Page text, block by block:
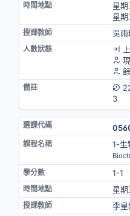
星
星
吳雨
3
1-生
1-1
星
李皇